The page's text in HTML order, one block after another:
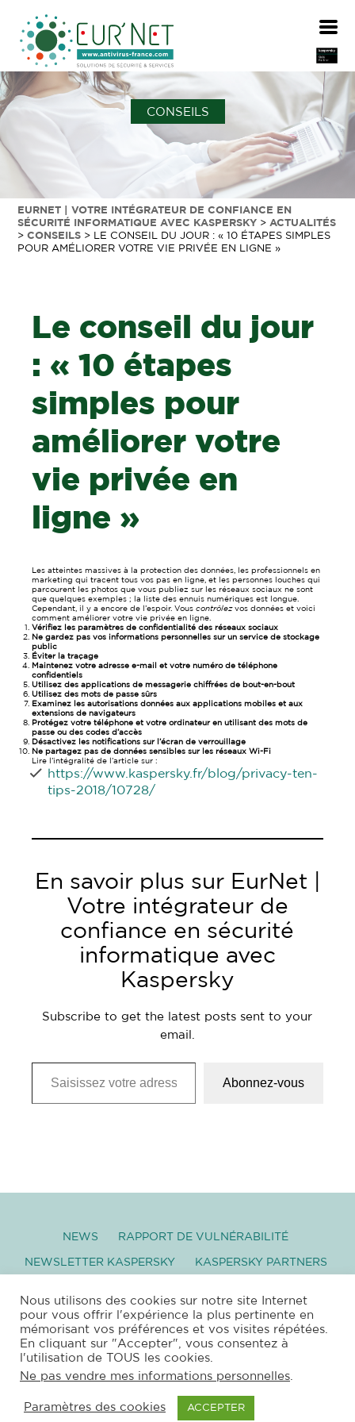
CONSEILS
EURNET | VOTRE INTÉGRATEUR DE CONFIANCE EN
SÉCURITÉ INFORMATIQUE AVEC KASPERSKY >ACTUALITÉS
>CONSEILS > LE CONSEIL DU JOUR : « 10 ÉTAPES SIMPLES
POUR AMÉLIORER VOTRE VIE PRIVÉE EN LIGNE »
Le conseil du jour
: « 10 étapes
simples pour
améliorer votre
vie privée en
ligne »
Les atteintes massives à la protection des données, les professionnels en
marketing qui tracent tous vos pas en ligne, et les personnes louches qui
parcourent les photos que vous publiez sur les réseaux sociaux ne sont
que quelques exemples ; la liste des ennuis numériques est longue.
Cependant, il y a encore de l’espoir. Vouscontrôlezvos données et voici
comment améliorer votre vie privée en ligne.
Vérifiez les paramètres de confidentialité des réseaux sociaux
Ne gardez pas vos informations personnelles sur un service de stockage
public
Éviter la traçage
Maintenez votre adresse e-mail et votre numéro de téléphone
confidentiels
Utilisez des applications de messagerie chiffrées de bout-en-bout
Utilisez des mots de passe sûrs
Examinez les autorisations données aux applications mobiles et aux
extensions de navigateurs
Protégez votre téléphone et votre ordinateur en utilisant des mots de
passe ou des codes d’accès
Désactivez les notifications sur l’écran de verrouillage
Ne partagez pas de données sensibles sur les réseaux Wi-Fi
Lire l’intégralité de l’article sur :
https://www.kaspersky.fr/blog/privacy-ten-
tips-2018/10728/
En savoir plus sur EurNet |
Votre intégrateur de
confiance en sécurité
informatique avec
Kaspersky
Subscribe to get the latest posts sent to your
email.
Saisissez votre adresse e-mail…
Abonnez-vous
NEWS RAPPORT DE VULNÉRABILITÉ
NEWSLETTER KASPERSKY KASPERSKY PARTNERS
–SITEMAP |XML|RSS |PROTECTION DES
DONNÉES PERSONNELLES
LÉGALES|NEWSLETTER –
COPYRIGHT © 2026 ANTIVIRUS FRANCE –
Nous utilisons des cookies sur notre site Internet
pour vous offrir l'expérience la plus pertinente en
mémorisant vos préférences et vos visites répétées.
En cliquant sur "Accepter", vous consentez à
l'utilisation de TOUS les cookies.
Ne pas vendre mes informations personnelles
Paramètres des cookies ACCEPTER